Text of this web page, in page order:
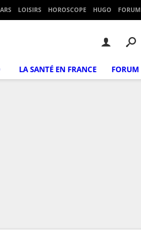
LOISIRS HOROSCOPE HUGO FORUM
LA SANTÉ EN FRANCE FORUM